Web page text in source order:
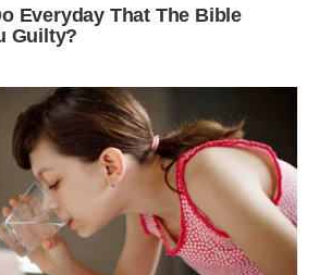
що надає право на виконання
в експлуатацію.